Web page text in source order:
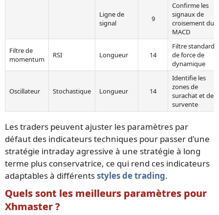
Ligne de
signal
9
Confirme les
signaux de
croisement du
MACD
Filtre de
momentum
RSI Longueur 14
Filtre standard
de force de
dynamique
Oscillateur Stochastique Longueur 14
Identifie les
zones de
surachat et de
survente
Les traders peuvent ajuster les paramètres par
défaut des indicateurs techniques pour passer d'une
stratégie intraday agressive à une stratégie à long
terme plus conservatrice, ce qui rend ces indicateurs
adaptables à différentsstyles de trading.
Quels sont les meilleurs paramètres pour
Xhmaster ?